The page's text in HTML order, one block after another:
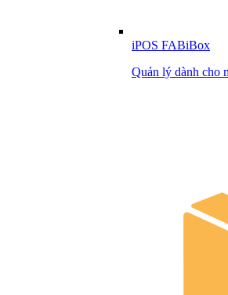
iPOS FABiBox
Quản lý dành cho